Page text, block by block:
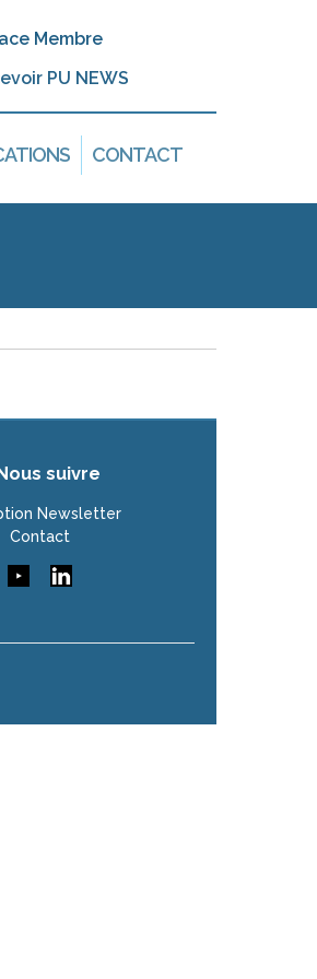
Membre
PU NEWS
CONTACT
suivre
Newsletter
Contact